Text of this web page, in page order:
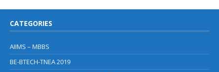
CATEGORIES
AIIMS – MBBS
BE-BTECH-TNEA 2019